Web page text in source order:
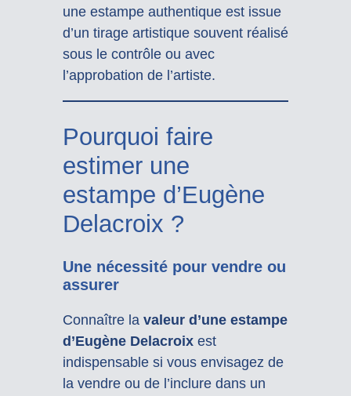
une estampe authentique est issue
d’un tirage artistique souvent réalisé
sous le contrôle ou avec
l’approbation de l’artiste.
Pourquoi faire
estimer une
estampe d’Eugène
Delacroix ?
Une nécessité pour vendre ou
assurer
Connaître la valeur d’une estampe
d’Eugène Delacroixest
indispensable si vous envisagez de
la vendre ou de l’inclure dans un